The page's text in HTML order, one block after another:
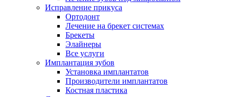
Исправление прикуса
Ортодонт
Лечение на брекет системах
Брекеты
Элайнеры
Все услуги
Имплантация зубов
Установка имплантатов
Производители имплантатов
Костная пластика